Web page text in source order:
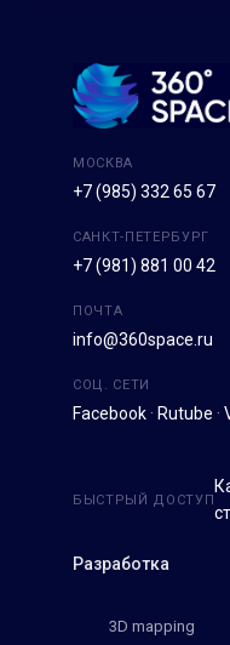
МОСКВА
+7 (985) 332 65 67
САНКТ-ПЕТЕРБУРГ
+7 (981) 881 00 42
ПОЧТА
info@360space.ru
СОЦ. СЕТИ
Facebook · Rutube ·
Разработка
3D mapping
БЫСТРЫЙ ДОСТУП